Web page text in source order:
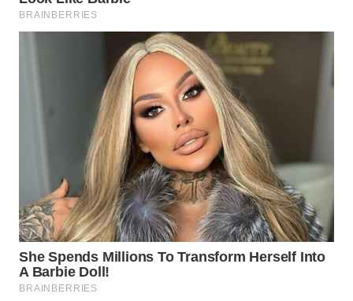
SEMARANG
BOROBUDUR
MADURA
WN
SURABAYA
WN